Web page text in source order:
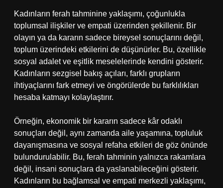
Kadınların ferah tahminine yaklaşımı, çoğunlukla
toplumsal ilişkiler ve empati üzerinden şekillenir. Bir
olayın ya da kararın sadece bireysel sonuçlarını değil,
toplum üzerindeki etkilerini de düşünürler. Bu, özellikle
sosyal adalet ve eşitlik meselelerinde kendini gösterir.
Kadınların sezgisel bakış açıları, farklı grupların
ihtiyaçlarını fark etmeyi ve öngörülerde bu farklılıkları
hesaba katmayı kolaylaştırır.
Örneğin, ekonomik bir kararın sadece kâr odaklı
sonuçları değil, aynı zamanda aile yaşamına, topluluk
dayanışmasına ve sosyal refaha etkileri de göz önünde
bulundurulabilir. Bu, ferah tahminin yalnızca rakamlara
değil, insani sonuçlara da yaslanabileceğini gösterir.
Kadınların bu bağlamsal ve empati merkezli yaklaşımı,